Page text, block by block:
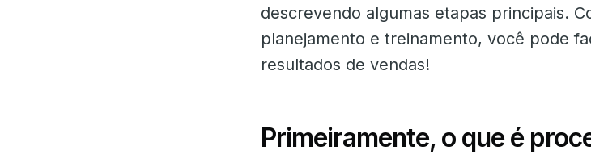
descrevendo algumas etapas principais.
planejamento e treinamento, você pode
resultados de vendas!
Primeiramente, o que é